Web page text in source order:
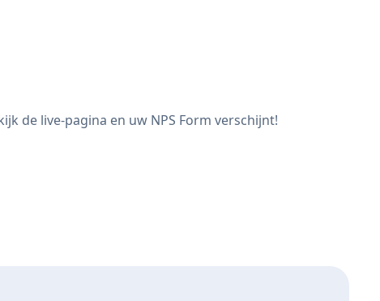
de live-pagina en uw NPS Form verschijnt!